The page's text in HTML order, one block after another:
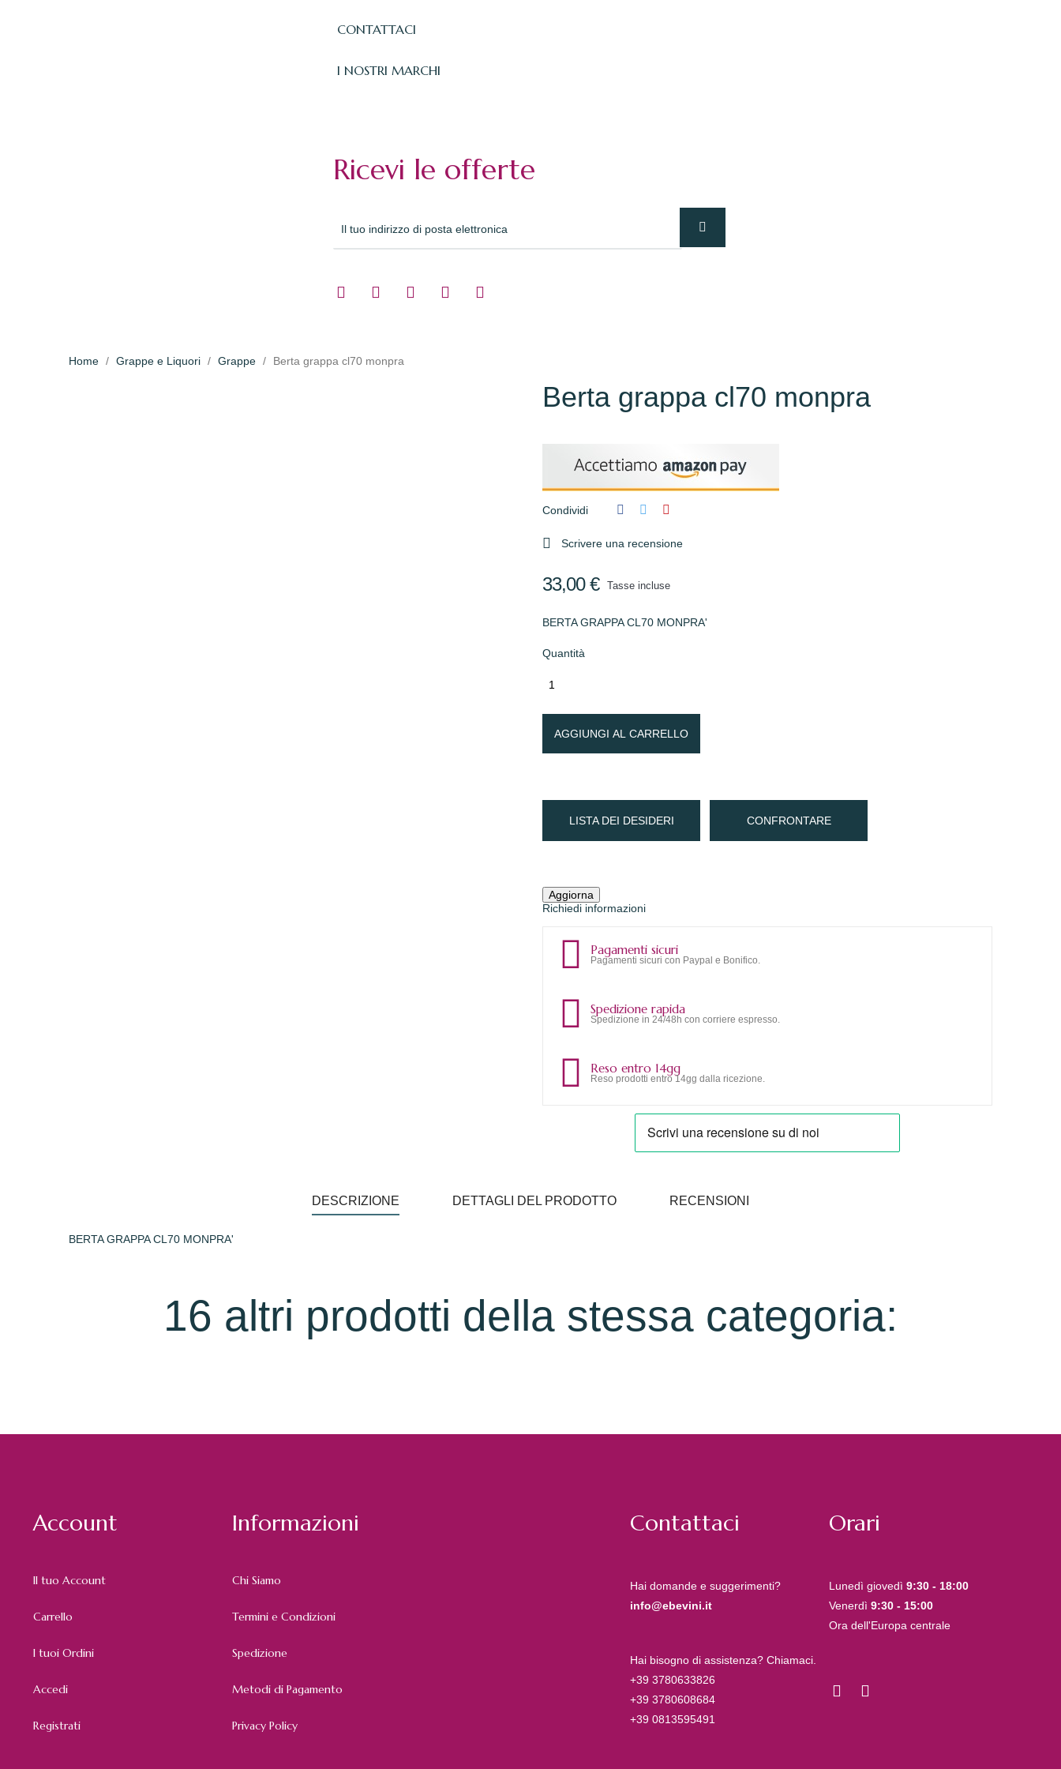
CONTATTACI
I NOSTRI MARCHI
Ricevi le offerte
Home Grappe e Liquori Grappe Berta grappa cl70 monpra
Berta grappa cl70 monpra
Condividi
 Scrivere una recensione
33,00 € Tasse incluse
BERTA GRAPPA CL70 MONPRA'
Quantità
AGGIUNGI AL CARRELLO
LISTA DEI DESIDERI CONFRONTARE
Richiedi informazioni
Pagamenti sicuri
Pagamenti sicuri con Paypal e Bonifico.
Spedizione rapida
Spedizione in 24/48h con corriere espresso.
Reso entro 14gg
Reso prodotti entro 14gg dalla ricezione.
DESCRIZIONE DETTAGLI DEL PRODOTTO RECENSIONI
BERTA GRAPPA CL70 MONPRA'
16 altri prodotti della stessa categoria:
Account
Il tuo Account
Carrello
I tuoi Ordini
Accedi
Registrati
Informazioni
Chi Siamo
Termini e Condizioni
Spedizione
Metodi di Pagamento
Privacy Policy
Contattaci
Hai domande e suggerimenti?
info@ebevini.it
Hai bisogno di assistenza? Chiamaci.
+39 3780633826
+39 3780608684
+39 0813595491
Orari
Lunedì giovedì 9:30 - 18:00
Venerdì 9:30 - 15:00
Ora dell'Europa centrale